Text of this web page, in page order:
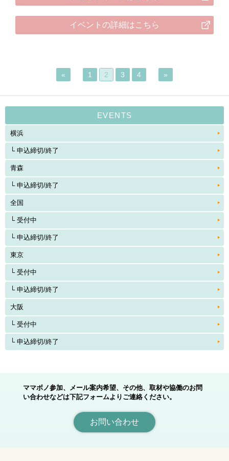
イベントの詳細はこちら
« 1 2 3 4 »
EVENTS
横浜
申込締切/終了
青森
申込締切/終了
全国
受付中
申込締切/終了
東京
受付中
申込締切/終了
大阪
受付中
申込締切/終了
ママボノ参加、メール案内希望、その他、取材や協働のお問
い合わせなどは下記フォームよりご連絡ください。
お問い合わせ